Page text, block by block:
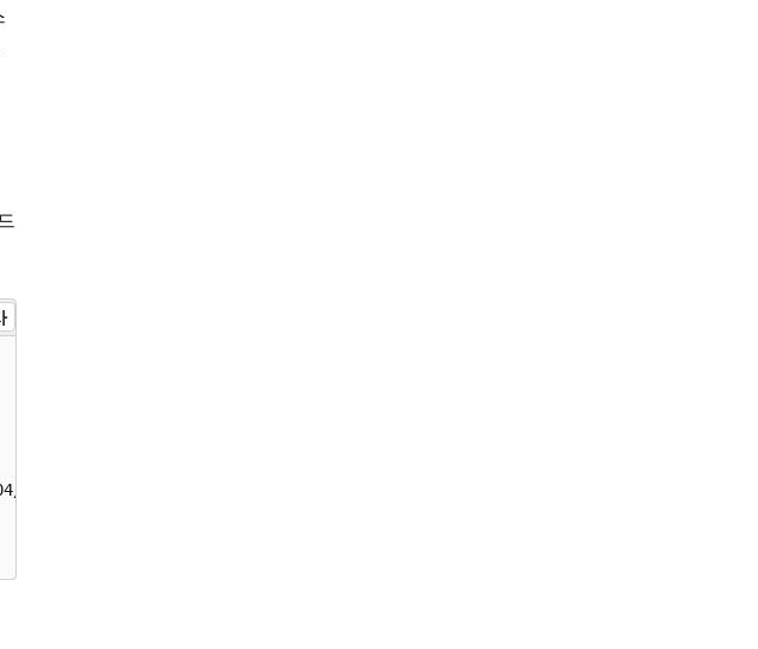
07/adventure-works/ProductModelManuInstructions";